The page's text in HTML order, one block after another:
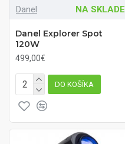
Danel NA SKLADE
Danel Explorer Spot
120W
499,00€
DO KOŠÍKA